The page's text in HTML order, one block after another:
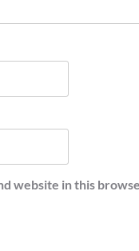
website in this